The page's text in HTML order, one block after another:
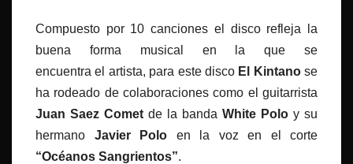
Compuesto por 10 canciones el disco refleja la
buena forma musical en la que se
encuentra el artista, para este disco El Kintanose
ha rodeado de colaboraciones como el guitarrista
Juan Saez Comet de la banda White Polo y su
hermano Javier Polo en la voz en el corte
“Océanos Sangrientos”.